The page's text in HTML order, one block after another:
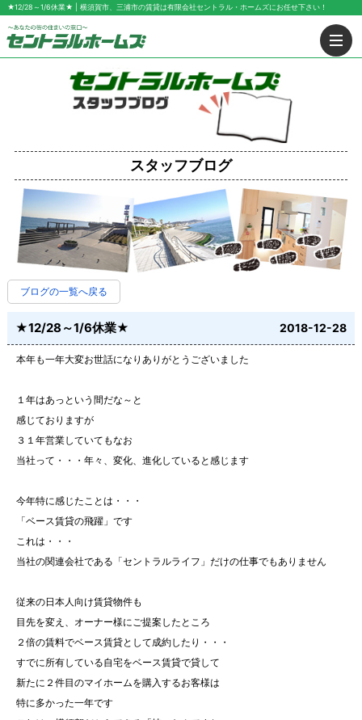
★12/28～1/6休業★ | 横須賀市、三浦市の賃貸は有限会社セントラル・ホームズにお任せ下さい！
スタッフブログ
ブログの一覧へ戻る
★12/28～1/6休業★ 2018-12-28
本年も一年大変お世話になりありがとうございました
１年はあっという間だな～と
感じておりますが
３１年営業していてもなお
当社って・・・年々、変化、進化していると感じます
今年特に感じたことは・・・
「ベース賃貸の飛躍」です
これは・・・
当社の関連会社である「セントラルライフ」だけの仕事でもありません
従来の日本人向け賃貸物件も
目先を変え、オーナー様にご提案したところ
２倍の賃料でベース賃貸として成約したり・・・
すでに所有している自宅をベース賃貸で貸して
新たに２件目のマイホームを購入するお客様は
特に多かった一年です